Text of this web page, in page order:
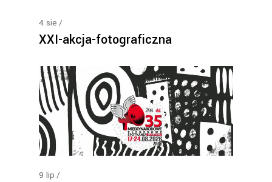
4 sie
XXI-akcja-fotograficzna
9 lip